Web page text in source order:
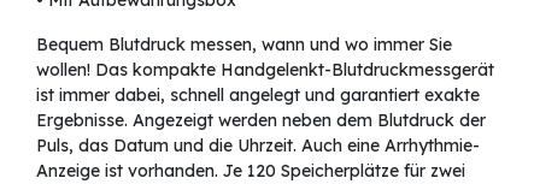
Bequem Blutdruck messen, wann und wo immer Sie
wollen! Das kompakte Handgelenkt-Blutdruckmessgerät
ist immer dabei, schnell angelegt und garantiert exakte
Ergebnisse. Angezeigt werden neben dem Blutdruck der
Puls, das Datum und die Uhrzeit. Auch eine Arrhythmie-
Anzeige ist vorhanden. Je 120 Speicherplätze für zwei